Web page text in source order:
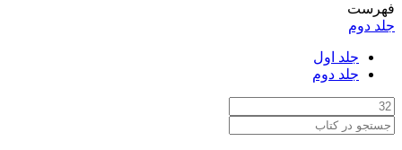
فهرست
جلد دوم
جلد اول
جلد دوم